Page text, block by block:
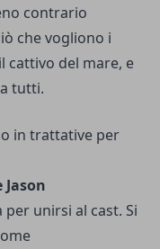
contrario
che vogliono i
cattivo del mare, e
tutti.
in trattative per
unirsi al cast. Si